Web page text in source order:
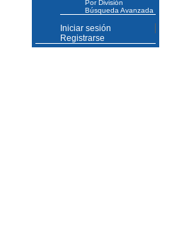
Por División
Búsqueda Avanzada
Iniciar sesión
Registrarse